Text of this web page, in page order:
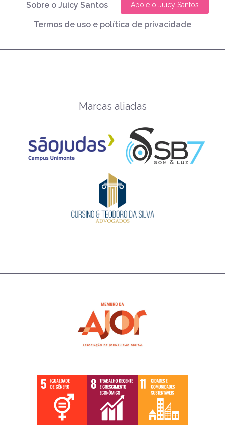
Sobre o Juicy Santos Apoie o Juicy Santos
Termos de uso e política de privacidade
Marcas aliadas